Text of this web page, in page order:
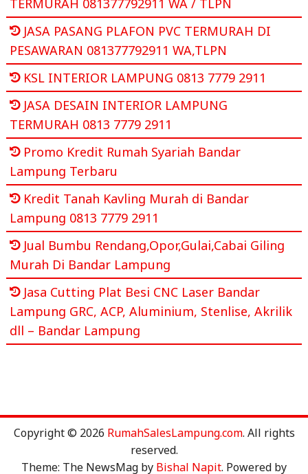
JASA PASANG PLAFON PVC TERMURAH DI
PESAWARAN 081377792911 WA,TLPN
KSL INTERIOR LAMPUNG 0813 7779 2911
JASA DESAIN INTERIOR LAMPUNG
TERMURAH 0813 7779 2911
Promo Kredit Rumah Syariah Bandar
Lampung Terbaru
Kredit Tanah Kavling Murah di Bandar
Lampung 0813 7779 2911
Jual Bumbu Rendang,Opor,Gulai,Cabai Giling
Murah Di Bandar Lampung
Jasa Cutting Plat Besi CNC Laser Bandar
Lampung GRC, ACP, Aluminium, Stenlise, Akrilik
dll – Bandar Lampung
Copyright © 2026 RumahSalesLampung.com. All rights
reserved.
Theme: The NewsMag by Bishal Napit. Powered by